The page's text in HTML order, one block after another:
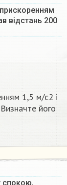
відстань 200
1,5 м/с2 і
його
спокою,